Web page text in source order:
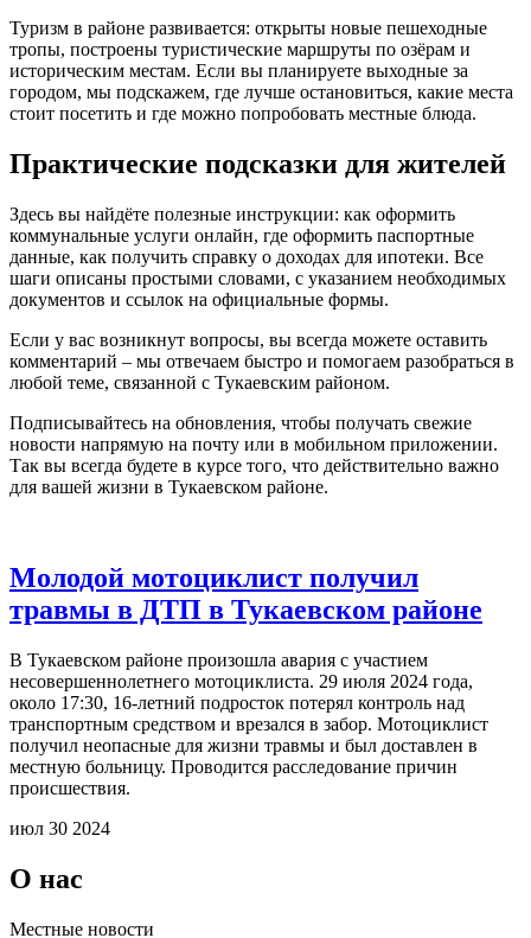
Туризм в районе развивается: открыты новые пешеходные
тропы, построены туристические маршруты по озёрам и
историческим местам. Если вы планируете выходные за
городом, мы подскажем, где лучше остановиться, какие места
стоит посетить и где можно попробовать местные блюда.
Практические подсказки для жителей
Здесь вы найдёте полезные инструкции: как оформить
коммунальные услуги онлайн, где оформить паспортные
данные, как получить справку о доходах для ипотеки. Все
шаги описаны простыми словами, с указанием необходимых
документов и ссылок на официальные формы.
Если у вас возникнут вопросы, вы всегда можете оставить
комментарий – мы отвечаем быстро и помогаем разобраться в
любой теме, связанной с Тукаевским районом.
Подписывайтесь на обновления, чтобы получать свежие
новости напрямую на почту или в мобильном приложении.
Так вы всегда будете в курсе того, что действительно важно
для вашей жизни в Тукаевском районе.
Молодой мотоциклист получил
травмы в ДТП в Тукаевском районе
В Тукаевском районе произошла авария с участием
несовершеннолетнего мотоциклиста. 29 июля 2024 года,
около 17:30, 16-летний подросток потерял контроль над
транспортным средством и врезался в забор. Мотоциклист
получил неопасные для жизни травмы и был доставлен в
местную больницу. Проводится расследование причин
происшествия.
июл 30 2024
О нас
Местные новости